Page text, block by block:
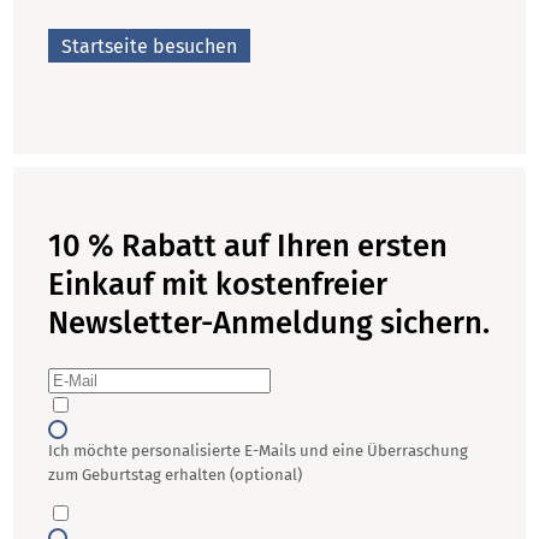
Startseite besuchen
10 % Rabatt auf Ihren ersten
Einkauf mit kostenfreier
Newsletter-Anmeldung sichern.
Ich möchte personalisierte E-Mails und eine Überraschung
zum Geburtstag erhalten (optional)